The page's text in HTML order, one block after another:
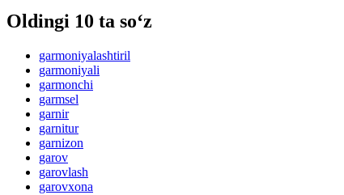
Oldingi 10 ta so‘z
garmoniyalashtiril
garmoniyali
garmonchi
garmsel
garnir
garnitur
garnizon
garov
garovlash
garovxona